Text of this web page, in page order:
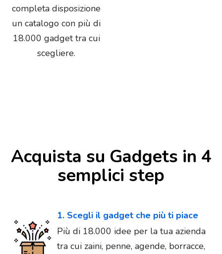
completa disposizione
un catalogo con più di
18.000 gadget tra cui
scegliere.
Acquista su Gadgets in 4
semplici step
1. Scegli il gadget che più ti piace
Più di 18.000 idee per la tua azienda
tra cui zaini, penne, agende, borracce,